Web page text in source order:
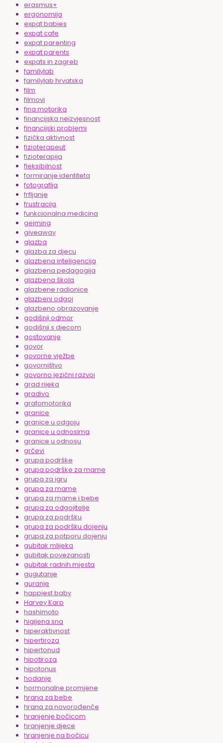
erasmus+
ergonomija
expat babies
expat cafe
expat parenting
expat parents
expats in zagreb
familylab
familylab hrvatska
film
filmovi
fina motorika
financijska neizvjesnost
financijski problemi
fizička aktivnost
fizioterapeut
fizioterapija
fleksibilnost
formiranje identiteta
fotografija
frfljanje
frustracija
funkcionalna medicina
gejming
giveaway
glazba
glazba za djecu
glazbena inteligencija
glazbena pedagogija
glazbena škola
glazbene radionice
glazbeni odgoj
glazbeno obrazovanje
godišnji odmor
godišnji s djecom
gostovanje
govor
govorne vježbe
govorništvo
govorno jezični razvoj
grad rijeka
gradivo
grafomotorika
granice
granice u odgoju
granice u odnosima
granice u odnosu
grčevi
grupa podrške
grupa podrške za mame
grupa za igru
grupa za mame
grupa za mame i bebe
grupa za odgojitelje
grupa za podršku
grupa za podršku dojenju
grupa za potporu dojenju
gubitak mlijeka
gubitak povezanosti
gubitak radnih mjesta
gugutanje
guranje
happiest baby
Harvey Karp
hashimoto
higijena sna
hiperaktivnost
hipertiroza
hipertonud
hipotiroza
hipotonus
hodanje
hormonalne promjene
hrana za bebe
hrana za novorođenče
hranjenje bočicom
hranjenje djece
hranjenje na bočicu